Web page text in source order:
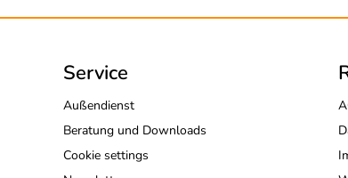
Service
Außendienst
Beratung und Downloads
Cookie settings